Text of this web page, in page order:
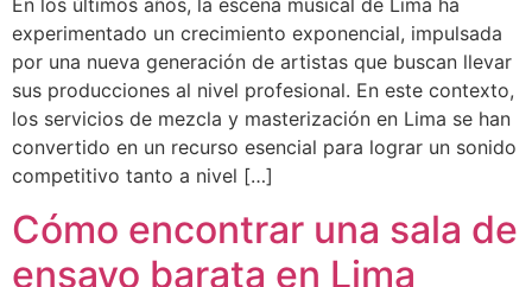
En los últimos años, la escena musical de Lima ha
experimentado un crecimiento exponencial, impulsada
por una nueva generación de artistas que buscan llevar
sus producciones al nivel profesional. En este contexto,
los servicios de mezcla y masterización en Lima se han
convertido en un recurso esencial para lograr un sonido
competitivo tanto a nivel […]
Cómo encontrar una sala de
ensayo barata en Lima